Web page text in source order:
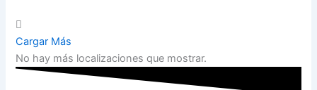
Cargar Más
No hay más localizaciones que mostrar.